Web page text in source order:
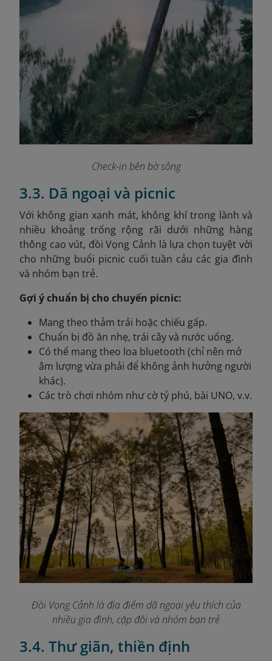
Check-in bên bờ sông
3.3. Dã ngoại và picnic
Với không gian xanh mát, không khí trong lành và
nhiều khoảng trống rộng rãi dưới những hàng
thông cao vút, đồi Vọng Cảnh là lựa chọn tuyệt vời
cho những buổi picnic cuối tuần cảu các gia đình
và nhóm bạn trẻ.
Gợi ý chuẩn bị cho chuyến picnic:
Mang theo thảm trải hoặc chiếu gấp.
Chuẩn bị đồ ăn nhẹ, trái cây và nước uống.
Có thể mang theo loa bluetooth (chỉ nên mở
âm lượng vừa phải để không ảnh hưởng người
khác).
Các trò chơi nhóm như cờ tỷ phú, bài UNO, v.v.
Đồi Vọng Cảnh là địa điểm dã ngoại yêu thích của
nhiều gia đình, cặp đôi và nhóm bạn trẻ
3.4. Thư giãn, thiền định